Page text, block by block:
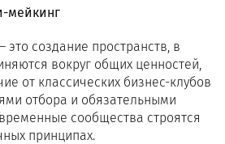
мейкинг
создание пространств, в
вокруг общих ценностей,
от классических бизнес-клубов
отбора и обязательными
сообщества строятся
принципах.